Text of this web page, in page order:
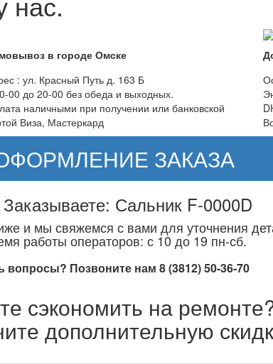
в городе Омске
: ул. Красный Путь д. 163 Б
00 до 20-00 без обеда и выходных.
наличными при получении или банковской
Виза, Мастеркард
ЗАКАЗА
Сальник F-0000D
и мы свяжемся с вами для уточнения
работы операторов: с 10 до 19 пн-сб.
вопросы? Позвоните нам 8 (3812) 50-36-70
сэкономить на
дополнительную